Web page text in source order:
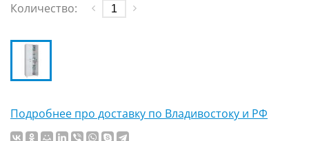
Количество:
Подробнее про доставку по Владивостоку и РФ